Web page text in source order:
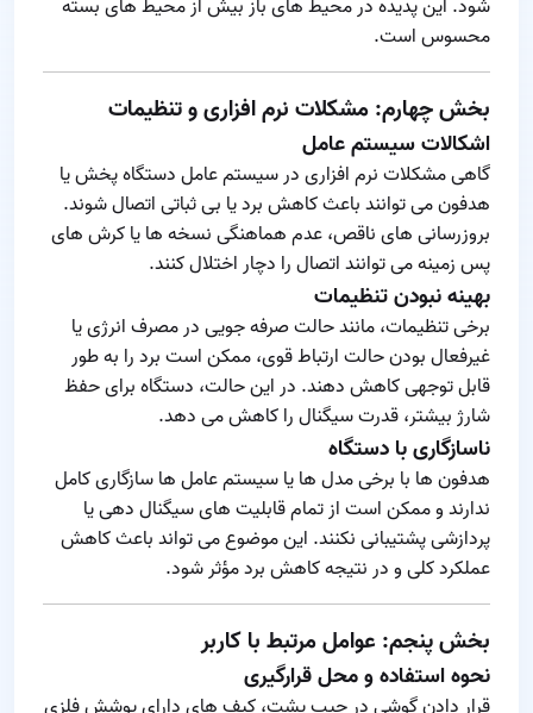
شود. این پدیده در محیط‌ های باز بیش از محیط‌ های بسته
محسوس است.
بخش چهارم: مشکلات نرم‌ افزاری و تنظیمات
اشکالات سیستم‌ عامل
گاهی مشکلات نرم‌ افزاری در سیستم‌ عامل دستگاه پخش یا
هدفون می‌ توانند باعث کاهش برد یا بی‌ ثباتی اتصال شوند.
بروزرسانی‌ های ناقص، عدم هماهنگی نسخه‌ ها یا کرش‌ های
پس‌ زمینه می‌ توانند اتصال را دچار اختلال کنند.
بهینه‌ نبودن تنظیمات
برخی تنظیمات، مانند حالت صرفه‌ جویی در مصرف انرژی یا
غیرفعال بودن حالت ارتباط قوی، ممکن است برد را به‌ طور
قابل توجهی کاهش دهند. در این حالت، دستگاه برای حفظ
شارژ بیشتر، قدرت سیگنال را کاهش می‌ دهد.
ناسازگاری با دستگاه
هدفون‌ ها با برخی مدل‌ ها یا سیستم‌ عامل‌ ها سازگاری کامل
ندارند و ممکن است از تمام قابلیت‌ های سیگنال‌ دهی یا
پردازشی پشتیبانی نکنند. این موضوع می‌ تواند باعث کاهش
عملکرد کلی و در نتیجه کاهش برد مؤثر شود.
بخش پنجم: عوامل مرتبط با کاربر
نحوه استفاده و محل قرارگیری
قرار دادن گوشی در جیب پشت، کیف‌ های دارای پوشش فلزی